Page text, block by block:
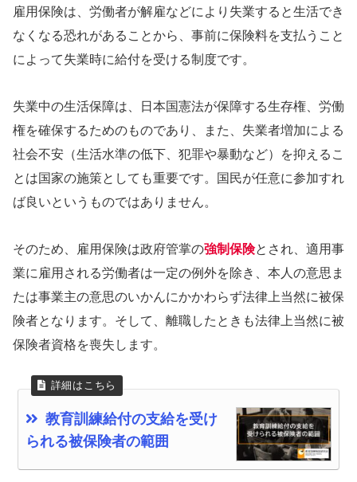
雇用保険は、労働者が解雇などにより失業すると生活でき
なくなる恐れがあることから、事前に保険料を支払うこと
によって失業時に給付を受ける制度です。
失業中の生活保障は、日本国憲法が保障する生存権、労働
権を確保するためのものであり、また、失業者増加による
社会不安（生活水準の低下、犯罪や暴動など）を抑えるこ
とは国家の施策としても重要です。国民が任意に参加すれ
ば良いというものではありません。
そのため、雇用保険は政府管掌の強制保険とされ、適用事
業に雇用される労働者は一定の例外を除き、本人の意思ま
たは事業主の意思のいかんにかかわらず法律上当然に被保
険者となります。そして、離職したときも法律上当然に被
保険者資格を喪失します。
教育訓練給付の支給を受け
られる被保険者の範囲